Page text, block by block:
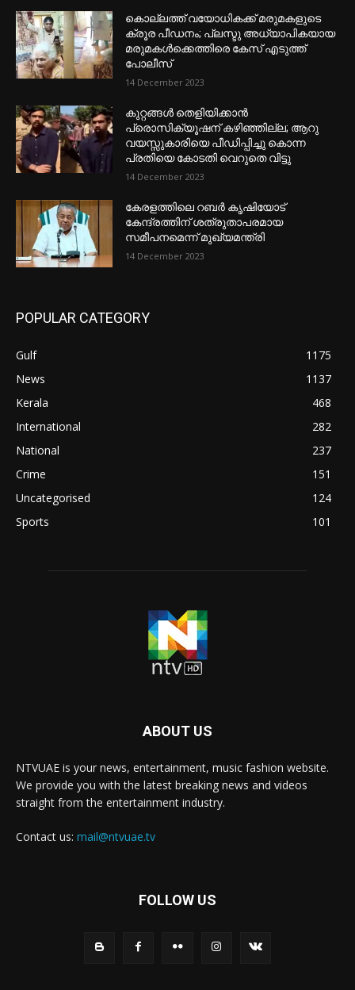
കൊല്ലത്ത് വയോധികക്ക് മരുമകളുടെ
ക്രൂര പീഡനം; പ്ലസ്ടു അധ്യാപികയായ
മരുമകൾക്കെത്തിരെ കേസ് എടുത്ത്
പോലീസ്
14 December 2023
കുറ്റങ്ങൾ തെളിയിക്കാൻ
പ്രൊസിക്യൂഷന് കഴിഞ്ഞില്ല; ആറു
വയസ്സുകാരിയെ പീഡിപ്പിച്ചു കൊന്ന
പ്രതിയെ കോടതി വെറുതെ വിട്ടു
14 December 2023
കേരളത്തിലെ റബർ കൃഷിയോട്
കേന്ദ്രത്തിന് ശത്രുതാപരമായ
സമീപനമെന്ന് മുഖ്യമന്ത്രി
14 December 2023
POPULAR CATEGORY
Gulf
1175
News
1137
Kerala
468
International
282
National
237
Crime
151
Uncategorised
124
Sports
101
ABOUT US
NTVUAE is your news, entertainment, music fashion website.
We provide you with the latest breaking news and videos
straight from the entertainment industry.
Contact us: mail@ntvuae.tv
FOLLOW US